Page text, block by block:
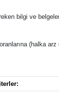
bilgi ve
(halka